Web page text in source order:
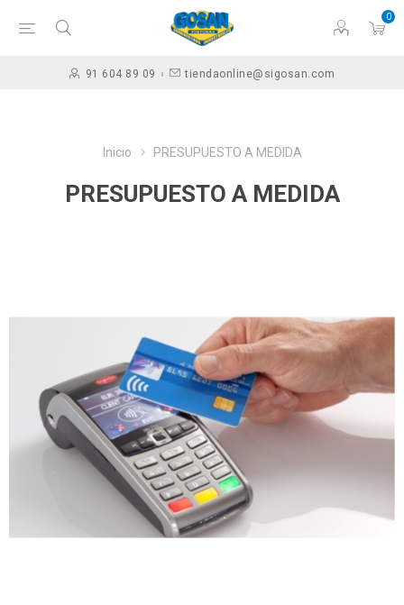
0
91 604 89 09 tiendaonline@sigosan.com
Inicio PRESUPUESTO A MEDIDA
PRESUPUESTO A MEDIDA